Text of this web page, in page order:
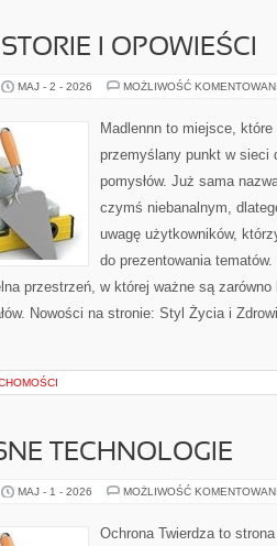
I OPOWIEŚCI
MAJ - 2 - 2026 MOŻLIWOŚĆ
Madlennn to miejsce,
przemyślany punkt w sieci
pomysłów. Już sama
czymś niebanalnym,
uwagę użytkowników,
do prezentowania
przestrzeń, w której ważne są
Nowości na stronie: Styl Życia i
TECHNOLOGIE
MAJ - 1 - 2026 MOŻLIWOŚĆ
Ochrona Twierdza to